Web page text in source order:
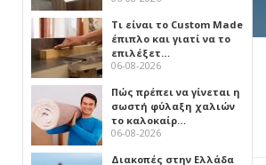
Τι είναι το Custom Made
έπιπλο και γιατί να το
επιλέξετ…
06-08-2026
Πώς πρέπει να γίνεται η
σωστή φύλαξη χαλιών
το καλοκαίρ…
06-08-2026
Διακοπές στην Ελλάδα